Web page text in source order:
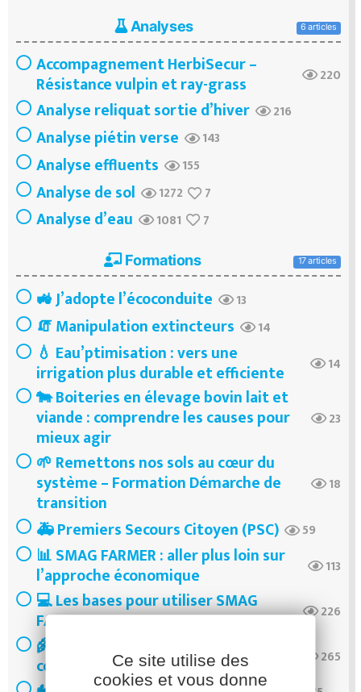
Analyses 6 articles
Accompagnement HerbiSecur –
Résistance vulpin et ray-grass 220
Analyse reliquat sortie d’hiver 216
Analyse piétin verse 143
Analyse effluents 155
Analyse de sol 1272 7
Analyse d’eau 1081 7
Formations 17 articles
🚜 J’adopte l’écoconduite 13
🧯 Manipulation extincteurs 14
💧 Eau’ptimisation : vers une
irrigation plus durable et efficiente 14
🐄 Boiteries en élevage bovin lait et
viande : comprendre les causes pour
mieux agir
23
🌱 Remettons nos sols au cœur du
système – Formation Démarche de
transition
18
🚑 Premiers Secours Citoyen (PSC) 59
📊 SMAG FARMER : aller plus loin sur
l’approche économique 113
💻 Les bases pour utiliser SMAG
FARMER 226
🌾 Les bases pour comprendre la
commercialisation des céréales 265
Ce site utilise des
cookies et vous donne